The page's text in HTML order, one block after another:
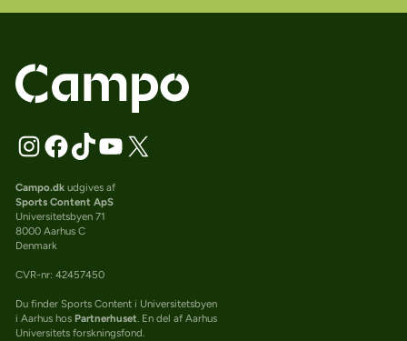
Campo.dkudgives af
Sports Content ApS
Universitetsbyen 71
8000 Aarhus C
Denmark
CVR-nr: 42457450
Du finder Sports Content i Universitetsbyen
i Aarhus hos Partnerhuset. En del af Aarhus
Universitets forskningsfond.